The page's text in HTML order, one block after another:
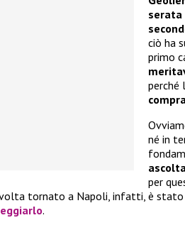
serata
ciò ha
primo
perché
né in
per
volta tornato a Napoli, infatti, è
.